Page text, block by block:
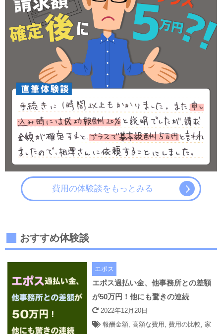
費用の体験談をもっとみる
おすすめ体験談
エポス
エポス過払い金、他事務所との差額
が50万円！他にも驚きの連続
2022年12月20日
報酬金額,高額な費用 , 費用の比較,家